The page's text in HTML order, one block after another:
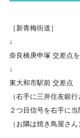
［新青梅街道］
↓
奈良橋庚申塚 交差点
↓
東大和市駅前 交差点
（右手に三井住友銀
２つ目信号を右手に当
（お隣は焼き鳥屋さん